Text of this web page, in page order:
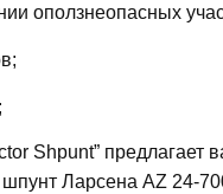
оползнеопасных
Shpunt” предлагает
Ларсена AZ 24-